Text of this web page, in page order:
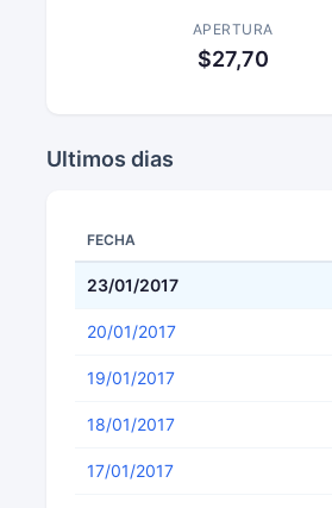
APERTURA
$27,70
Ultimos dias
FECHA
23/01/2017
20/01/2017
19/01/2017
18/01/2017
17/01/2017